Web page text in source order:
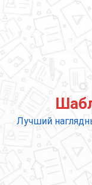
содержимому
Лучший